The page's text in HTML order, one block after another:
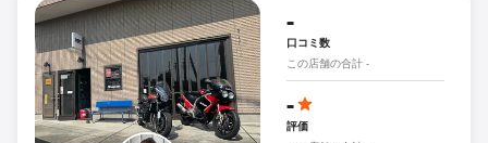
-
口コミ数
この店舗の合計 -
-
評価